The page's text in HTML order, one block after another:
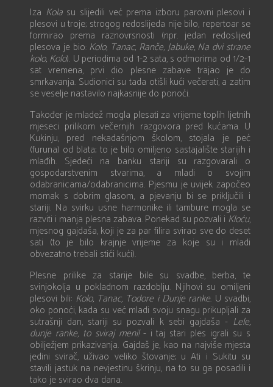
Iza Kolasu slijedili već prema izboru parovni plesovi i
plesovi u troje; strogog redoslijeda nije bilo, repertoar se
formirao prema raznovrsnosti (npr. jedan redoslijed
plesova je bio:Kolo, Tanac, Ranče, Jabuke, Na dvi strane
kolo, Kolo). U periodima od 1-2 sata, s odmorima od 1/2-1
sat vremena, prvi dio plesne zabave trajao je do
smrkavanja. Sudionici su tada otišli kući večerati, a zatim
se veselje nastavilo najkasnije do ponoći.
Također je mladež mogla plesati za vrijeme toplih ljetnih
mjeseci prilikom večernjih razgovora pred kućama. U
Kukinju, pred nekadašnjom školom, stojala je peć
(furuna) od blata; to je bilo omiljeno sastajalište starijih i
mlađih. Sjedeći na banku stariji su razgovarali o
gospodarstvenim stvarima, a mladi o svojim
odabranicama/odabranicima. Pjesmu je uvijek započeo
momak s dobrim glasom, a pjevanju bi se priključili i
stariji. Na svirku usne harmonike ili tambure mogla se
razviti i manja plesna zabava. Ponekad su pozvali i Kloću,
mjesnog gajdaša, koji je za par filira svirao sve do deset
sati (to je bilo krajnje vrijeme za koje su i mladi
obvezatno trebali stići kući).
Plesne prilike za starije bile su svadbe, berba, te
svinjokolja u pokladnom razdoblju. Njihovi su omiljeni
plesovi bili: Kolo, Tanac, Todore i Dunje ranke. U svadbi,
oko ponoći, kada su već mladi svoju snagu prikupljali za
sutrašnji dan, stariji su pozvali k sebi gajdaša - Lele,
dunje ranke, to sviraj meni!- i taj stari ples igrali su s
obilježjem prikazivanja. Gajdaš je, kao na najviše mjesta
jedini svirač, uživao veliko štovanje; u Ati i Sukitu su
stavili jastuk na nevjestinu škrinju, na to su ga posadili i
tako je svirao dva dana.